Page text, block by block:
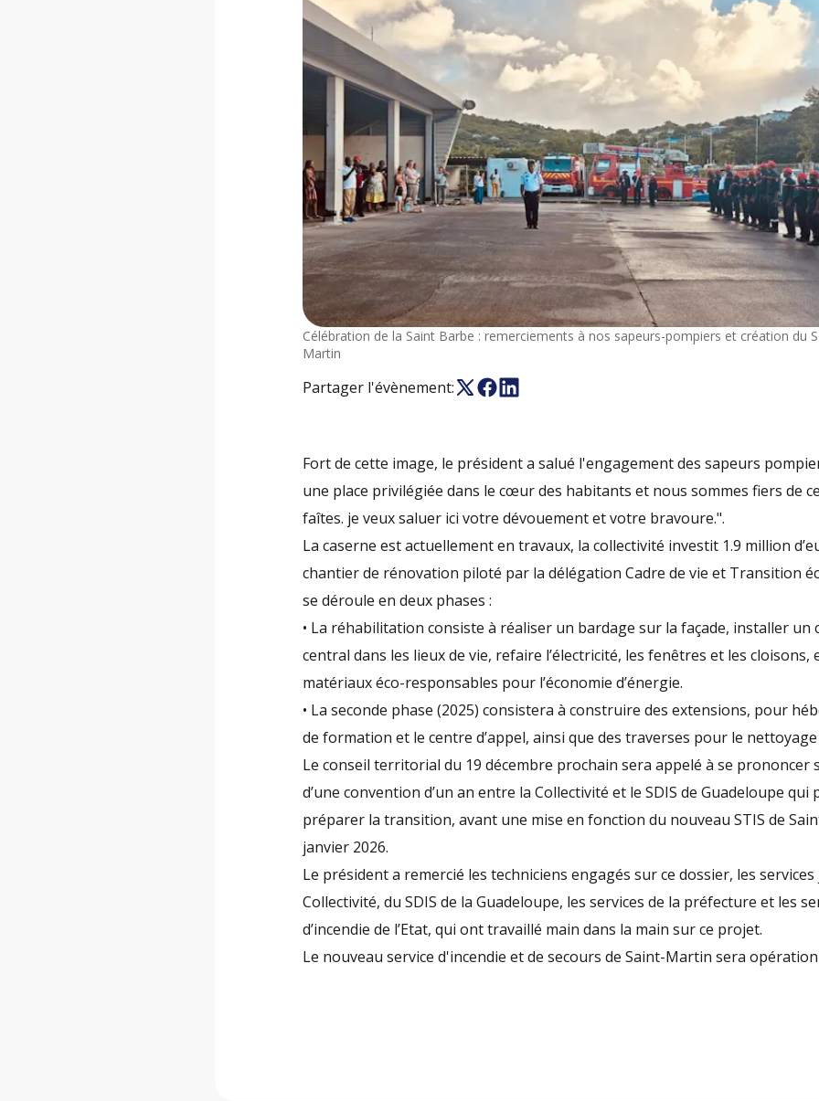
Célébration de la Saint Barbe : remerciements à nos sapeurs-pompiers et création du
Martin
Partager l'évènement:
Fort de cette image, le président a salué l'engagement des sapeurs
une place privilégiée dans le cœur des habitants et nous sommes fiers de
faîtes. je veux saluer ici votre dévouement et votre bravoure.".
La caserne est actuellement en travaux, la collectivité investit 1.9 million
chantier de rénovation piloté par la délégation Cadre de vie et Transition
se déroule en deux phases :
• La réhabilitation consiste à réaliser un bardage sur la façade, installer un
central dans les lieux de vie, refaire l’électricité, les fenêtres et les cloisons,
matériaux éco-responsables pour l’économie d’énergie.
• La seconde phase (2025) consistera à construire des extensions, pour
de formation et le centre d’appel, ainsi que des traverses pour le nettoyage
Le conseil territorial du 19 décembre prochain sera appelé à se prononcer
d’une convention d’un an entre la Collectivité et le SDIS de Guadeloupe qui
préparer la transition, avant une mise en fonction du nouveau STIS de
janvier 2026.
Le président a remercié les techniciens engagés sur ce dossier, les
Collectivité, du SDIS de la Guadeloupe, les services de la préfecture et les
d’incendie de l’Etat, qui ont travaillé main dans la main sur ce projet.
Le nouveau service d'incendie et de secours de Saint-Martin sera